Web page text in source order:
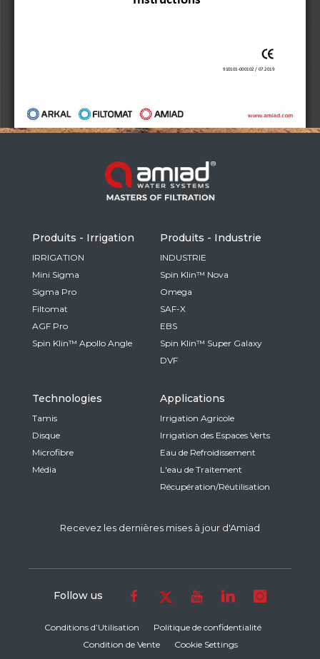
French
German
Israel
Hebrew
China
Chinese
Based on your current location, we recommend
this Amiad website for you
North America- English
Produits - Irrigation
IRRIGATION
Mini Sigma
Sigma Pro
Filtomat
AGF Pro
Spin Klin™ Apollo Angle
Produits - Industrie
INDUSTRIE
Spin Klin™ Nova
Omega
SAF-X
EBS
Spin Klin™ Super Galaxy
DVF
Technologies
Tamis
Disque
Microfibre
Média
Applications
Irrigation Agricole
Irrigation des Espaces Verts
Eau de Refroidissement
L'eau de Traitement
Récupération/Réutilisation
Recevez les dernières mises à jour d'Amiad
Conditions d’Utilisation
Politique de confidentialité
Condition de Vente
Cookie Settings
Follow us